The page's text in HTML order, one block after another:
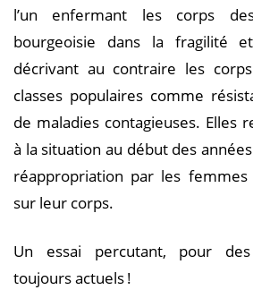
l’un enfermant les corps
bourgeoisie dans la fragilité et
décrivant au contraire les
classes populaires comme
de maladies contagieuses. Elles
à la situation au début des
réappropriation par les femmes
sur leur corps.
Un essai percutant, pour des
toujours actuels !